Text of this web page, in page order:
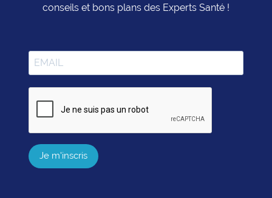
conseils et bons plans des Experts Santé !
Je m'inscris